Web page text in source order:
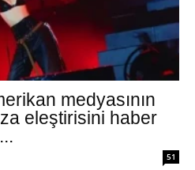
medyasının
eleştirisini haber
51